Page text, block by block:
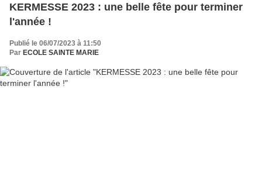
KERMESSE 2023 : une belle fête pour terminer
l'année !
Publié le 06/07/2023 à 11:50
Par ECOLE SAINTE MARIE